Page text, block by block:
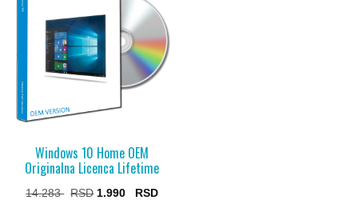
Windows 10 Home OEM
Originalna Licenca Lifetime
14.283
Original
1.990
Current